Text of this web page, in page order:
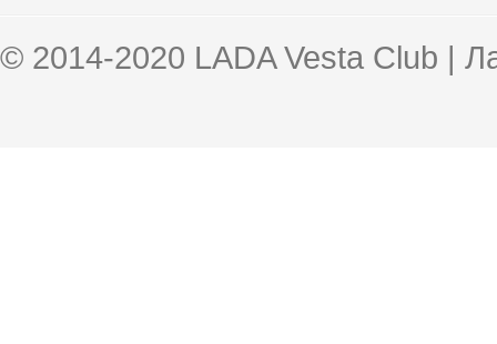
© 2014-2020 LADA Vesta Club |